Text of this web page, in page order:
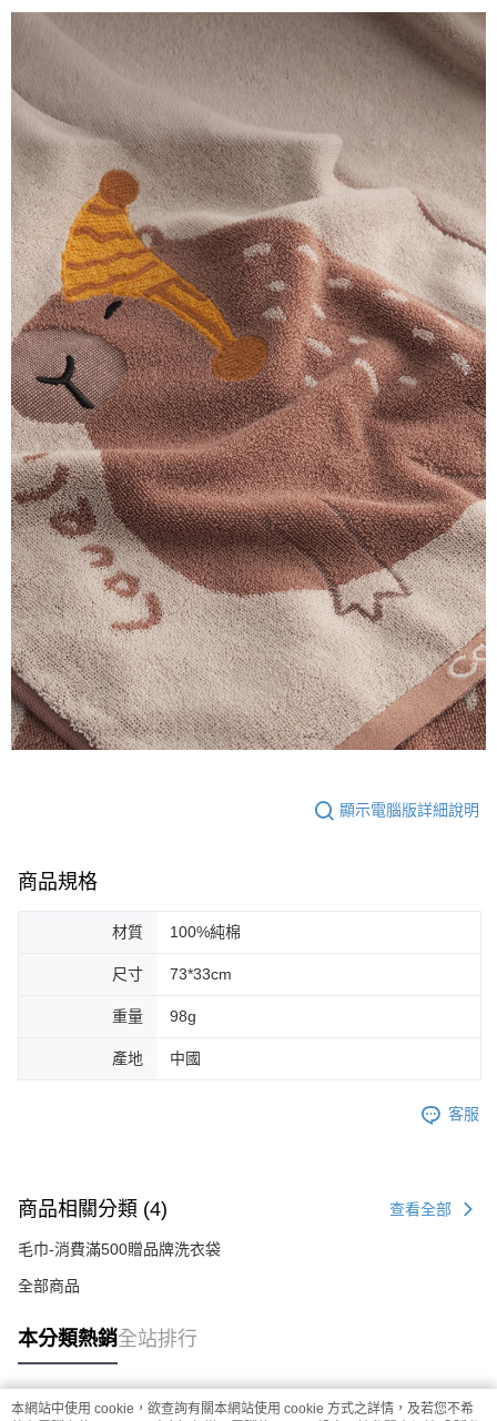
顯示電腦版詳細說明
商品規格
材質 100%純棉
尺寸 73*33cm
重量 98g
產地 中國
客服
商品相關分類 (4) 查看全部
毛巾-消費滿500贈品牌洗衣袋
全部商品
本分類熱銷全站排行
本網站中使用 cookie，欲查詢有關本網站使用 cookie 方式之詳情，及若您不希